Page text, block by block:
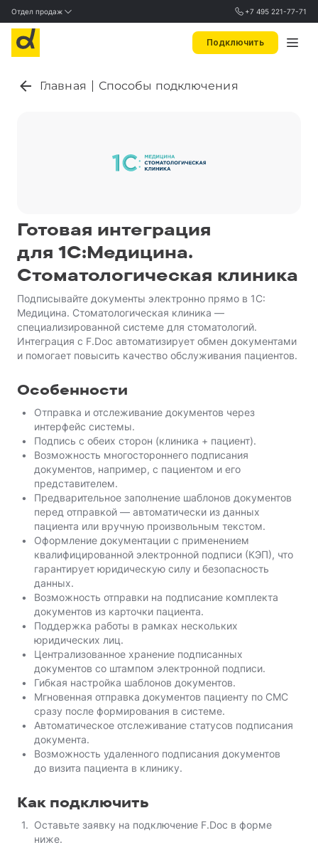
Отдел продаж +7 495 221-77-71
Подключить
Главная Способы подключения
Готовая интеграция
для 1С:Медицина.
Стоматологическая клиника
Подписывайте документы электронно прямо в 1С:
Медицина. Стоматологическая клиника —
специализированной системе для стоматологий.
Интеграция с F.Doc автоматизирует обмен документами
и помогает повысить качество обслуживания пациентов.
Особенности
Отправка и отслеживание документов через
интерфейс системы.
Подпись с обеих сторон (клиника + пациент).
Возможность многостороннего подписания
документов, например, с пациентом и его
представителем.
Предварительное заполнение шаблонов документов
перед отправкой — автоматически из данных
пациента или вручную произвольным текстом.
Оформление документации с применением
квалифицированной электронной подписи (КЭП), что
гарантирует юридическую силу и безопасность
данных.
Возможность отправки на подписание комплекта
документов из карточки пациента.
Поддержка работы в рамках нескольких
юридических лиц.
Централизованное хранение подписанных
документов со штампом электронной подписи.
Гибкая настройка шаблонов документов.
Мгновенная отправка документов пациенту по СМС
сразу после формирования в системе.
Автоматическое отслеживание статусов подписания
документа.
Возможность удаленного подписания документов
до визита пациента в клинику.
Как подключить
Оставьте заявку на подключение F.Doc в форме
ниже.